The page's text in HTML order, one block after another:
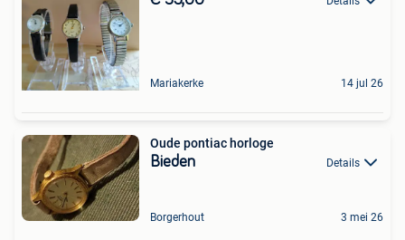
Mariakerke 14 jul 26
Oude pontiac horloge
Bieden Details
Borgerhout 3 mei 26